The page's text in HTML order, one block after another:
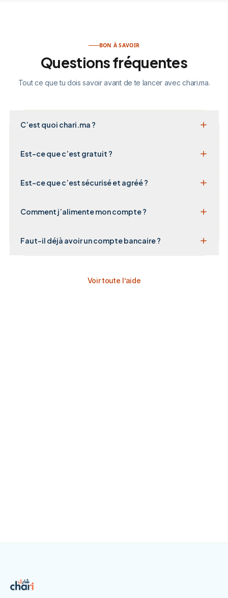
BON À SAVOIR
Questions fréquentes
Tout ce que tu dois savoir avant de te lancer avec chari.ma.
C’est quoi chari.ma ?
Est-ce que c’est gratuit ?
Est-ce que c’est sécurisé et agréé ?
Comment j’alimente mon compte ?
Faut-il déjà avoir un compte bancaire ?
Voir toute l’aide